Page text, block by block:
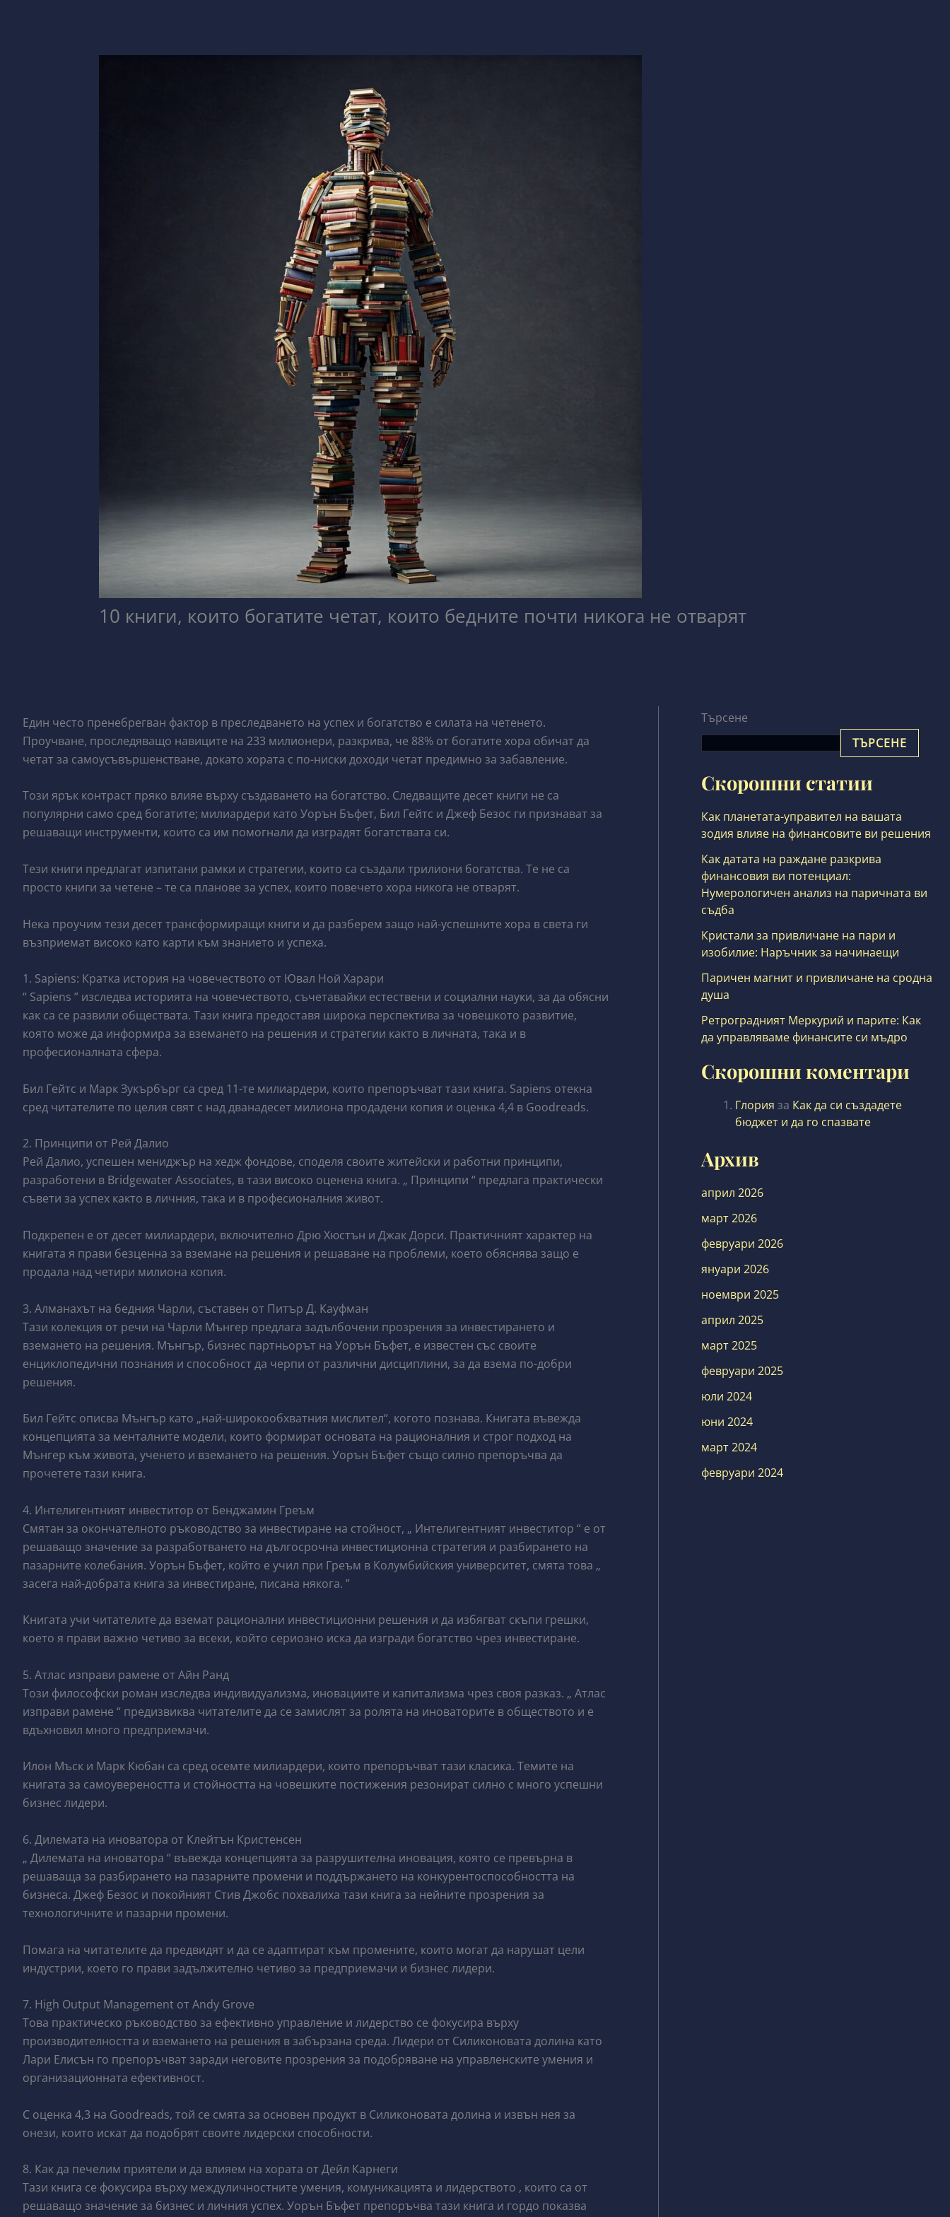
10 книги, които богатите четат, които бедните почти никога не отварят
Един често пренебрегван фактор в преследването на успех и богатство е силата на четенето.
Проучване, проследяващо навиците на 233 милионери, разкрива, че 88% от богатите хора обичат да
четат за самоусъвършенстване, докато хората с по-ниски доходи четат предимно за забавление.
Този ярък контраст пряко влияе върху създаването на богатство. Следващите десет книги не са
популярни само сред богатите; милиардери като Уорън Бъфет, Бил Гейтс и Джеф Безос ги признават за
решаващи инструменти, които са им помогнали да изградят богатствата си.
Тези книги предлагат изпитани рамки и стратегии, които са създали трилиони богатства. Те не са
просто книги за четене – те са планове за успех, които повечето хора никога не отварят.
Нека проучим тези десет трансформиращи книги и да разберем защо най-успешните хора в света ги
възприемат високо като карти към знанието и успеха.
1. Sapiens: Кратка история на човечеството от Ювал Ной Харари
“ Sapiens ” изследва историята на човечеството, съчетавайки естествени и социални науки, за да обясни
как са се развили обществата. Тази книга предоставя широка перспектива за човешкото развитие,
която може да информира за вземането на решения и стратегии както в личната, така и в
професионалната сфера.
Бил Гейтс и Марк Зукърбърг са сред 11-те милиардери, които препоръчват тази книга. Sapiens отекна
сред читателите по целия свят с над дванадесет милиона продадени копия и оценка 4,4 в Goodreads.
2. Принципи от Рей Далио
Рей Далио, успешен мениджър на хедж фондове, споделя своите житейски и работни принципи,
разработени в Bridgewater Associates, в тази високо оценена книга. „ Принципи “ предлага практически
съвети за успех както в личния, така и в професионалния живот.
Подкрепен е от десет милиардери, включително Дрю Хюстън и Джак Дорси. Практичният характер на
книгата я прави безценна за вземане на решения и решаване на проблеми, което обяснява защо е
продала над четири милиона копия.
3. Алманахът на бедния Чарли, съставен от Питър Д. Кауфман
Тази колекция от речи на Чарли Мънгер предлага задълбочени прозрения за инвестирането и
вземането на решения. Мънгър, бизнес партньорът на Уорън Бъфет, е известен със своите
енциклопедични познания и способност да черпи от различни дисциплини, за да взема по-добри
решения.
Бил Гейтс описва Мънгър като „най-широкообхватния мислител“, когото познава. Книгата въвежда
концепцията за менталните модели, които формират основата на рационалния и строг подход на
Мънгер към живота, ученето и вземането на решения. Уорън Бъфет също силно препоръчва да
прочетете тази книга.
4. Интелигентният инвеститор от Бенджамин Греъм
Смятан за окончателното ръководство за инвестиране на стойност, „ Интелигентният инвеститор “ е от
решаващо значение за разработването на дългосрочна инвестиционна стратегия и разбирането на
пазарните колебания. Уорън Бъфет, който е учил при Греъм в Колумбийския университет, смята това „
засега най-добрата книга за инвестиране, писана някога. ”
Книгата учи читателите да вземат рационални инвестиционни решения и да избягват скъпи грешки,
което я прави важно четиво за всеки, който сериозно иска да изгради богатство чрез инвестиране.
5. Атлас изправи рамене от Айн Ранд
Този философски роман изследва индивидуализма, иновациите и капитализма чрез своя разказ. „ Атлас
изправи рамене “ предизвиква читателите да се замислят за ролята на иноваторите в обществото и е
вдъхновил много предприемачи.
Илон Мъск и Марк Кюбан са сред осемте милиардери, които препоръчват тази класика. Темите на
книгата за самоувереността и стойността на човешките постижения резонират силно с много успешни
бизнес лидери.
6. Дилемата на иноватора от Клейтън Кристенсен
„ Дилемата на иноватора “ въвежда концепцията за разрушителна иновация, която се превърна в
решаваща за разбирането на пазарните промени и поддържането на конкурентоспособността на
бизнеса. Джеф Безос и покойният Стив Джобс похвалиха тази книга за нейните прозрения за
технологичните и пазарни промени.
Помага на читателите да предвидят и да се адаптират към промените, които могат да нарушат цели
индустрии, което го прави задължително четиво за предприемачи и бизнес лидери.
7. High Output Management от Andy Grove
Това практическо ръководство за ефективно управление и лидерство се фокусира върху
производителността и вземането на решения в забързана среда. Лидери от Силиконовата долина като
Лари Елисън го препоръчват заради неговите прозрения за подобряване на управленските умения и
организационната ефективност.
С оценка 4,3 на Goodreads, той се смята за основен продукт в Силиконовата долина и извън нея за
онези, които искат да подобрят своите лидерски способности.
8. Как да печелим приятели и да влияем на хората от Дейл Карнеги
Тази книга се фокусира върху междуличностните умения, комуникацията и лидерството , които са от
решаващо значение за бизнес и личния успех. Уорън Бъфет препоръчва тази книга и гордо показва
Търсене
ТЪРСЕНЕ
Скорошни статии
Как планетата-управител на вашата
зодия влияе на финансовите ви решения
Как датата на раждане разкрива
финансовия ви потенциал:
Нумерологичен анализ на паричната ви
съдба
Кристали за привличане на пари и
изобилие: Наръчник за начинаещи
Паричен магнит и привличане на сродна
душа
Ретроградният Меркурий и парите: Как
да управляваме финансите си мъдро
Скорошни коментари
Глория за Как да си създадете
бюджет и да го спазвате
Архив
април 2026
март 2026
февруари 2026
януари 2026
ноември 2025
април 2025
март 2025
февруари 2025
юли 2024
юни 2024
март 2024
февруари 2024